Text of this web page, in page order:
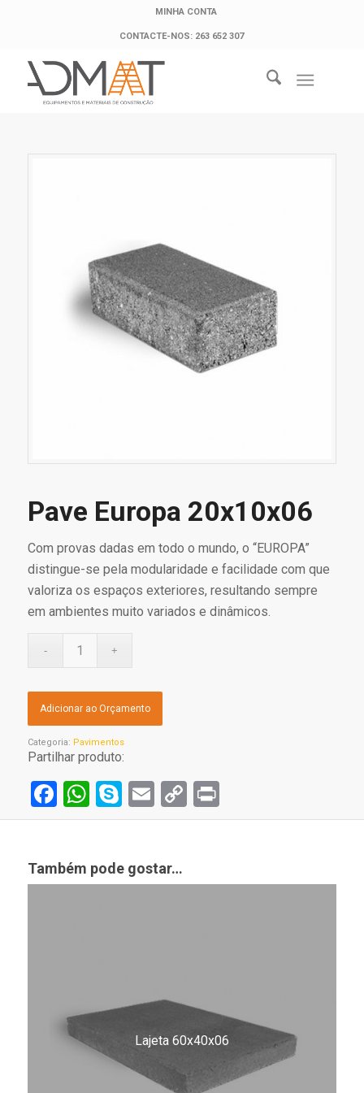
MINHA CONTA
CONTACTE-NOS: 263 652 307
Pave Europa 20x10x06
Com provas dadas em todo o mundo, o “EUROPA”
distingue-se pela modularidade e facilidade com que
valoriza os espaços exteriores, resultando sempre
em ambientes muito variados e dinâmicos.
Adicionar ao Orçamento
Categoria: Pavimentos
Partilhar produto:
Facebook
WhatsApp
Skype
Email
Copy
Link
Print
Também pode gostar…
Lajeta 60x40x06